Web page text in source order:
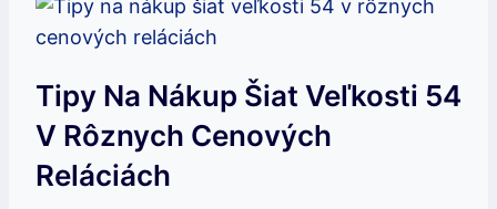
Tipy Na Nákup Šiat Veľkosti 54
V Rôznych Cenových
Reláciách